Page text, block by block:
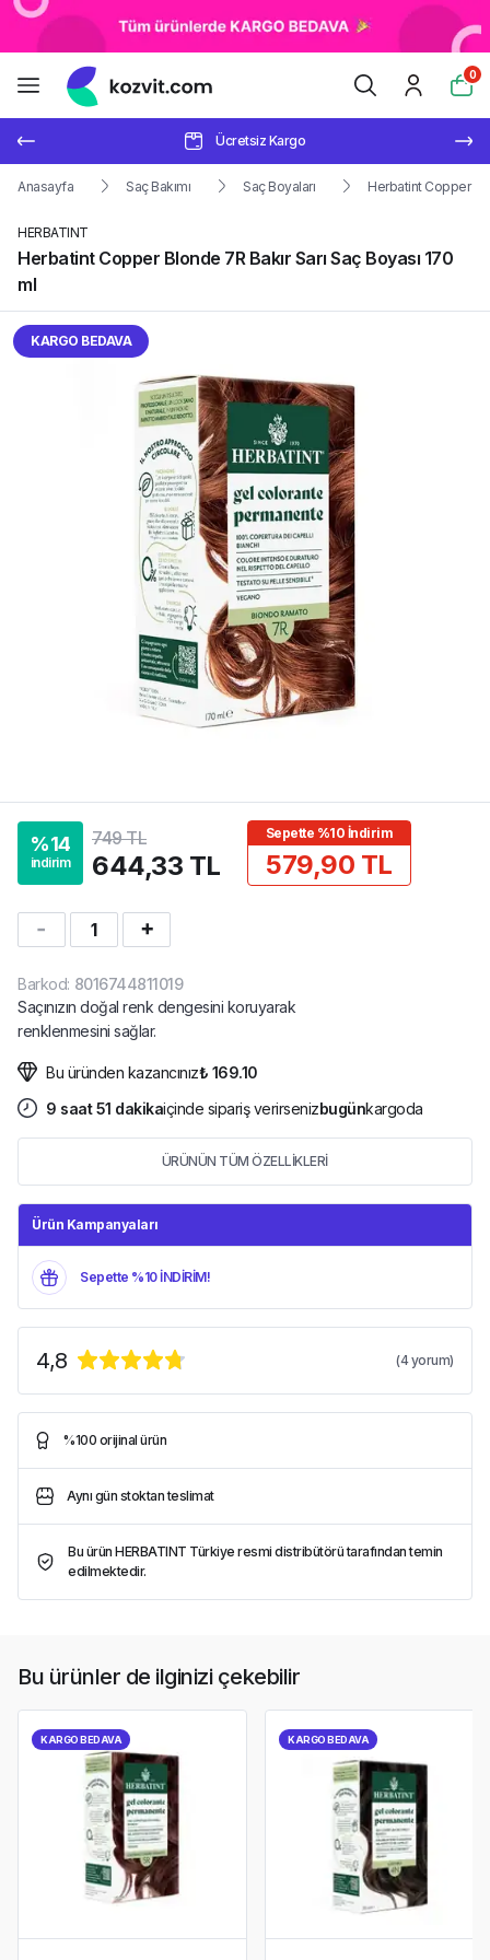
0
Ücretsiz Kargo
Anasayfa Saç Bakımı Saç Boyaları Herbatint Copper
HERBATINT
Herbatint Copper Blonde 7R Bakır Sarı Saç Boyası 170
ml
KARGO BEDAVA
%14
indirim
749 TL
644,33 TL
Sepette %10 İndirim
579,90 TL
1
Barkod: 8016744811019
Saçınızın doğal renk dengesini koruyarak
renklenmesini sağlar.
Bu üründen kazancınız₺ 169.10
9 saat 51 dakikaiçinde sipariş verirsenizbugünkargoda
ÜRÜNÜN TÜM ÖZELLİKLERİ
Ürün Kampanyaları
Sepette %10 İNDİRİM!
4,8 (4yorum)
%100 orijinal ürün
Aynı gün stoktan teslimat
Bu ürün HERBATINT Türkiye resmi distribütörü tarafından temin
edilmektedir.
Bu ürünler de ilginizi çekebilir
KARGO BEDAVA KARGO BEDAVA